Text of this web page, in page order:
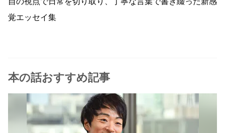
覚エッセイ集
本の話おすすめ記事